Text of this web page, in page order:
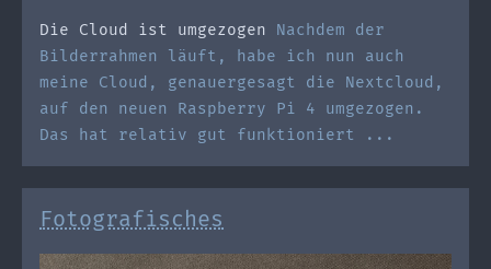
Die Cloud ist umgezogen
Nachdem der
Bilderrahmen läuft, habe ich nun auch
meine Cloud, genauergesagt die Nextcloud,
auf den neuen Raspberry Pi 4 umgezogen.
Das hat relativ gut funktioniert ...
Fotografisches